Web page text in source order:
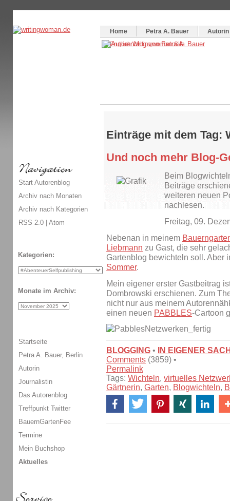
Home
Petra A. Bauer Autorin
Einträge mit dem Tag:
Und noch mehr Blog-
Beim
Beiträge
weiteren neuen
nachlesen.
Freitag, 09.
Nebenan in meinem
Liebmann zu Gast, die sehr
Gartenblog bewichteln soll. Aber
Sommer.
Mein eigener erster Gastbeitrag
Dombrowski erschienen. Zum
nicht nur aus meinem
einen neuen PABBLES-Cartoon
BLOGGING •
IN EIGENER
Comments (3859) •
Permalink
Tags: Wichteln, virtuelles
Gärtnerin, Garten, Blogwichteln,
Start Autorenblog
Archiv nach Monaten
Archiv nach Kategorien
RSS 2.0 | Atom
Kategorien:
Monate im Archiv:
Startseite
Petra A. Bauer, Berlin
Autorin
Journalistin
Das Autorenblog
Treffpunkt Twitter
BauernGartenFee
Termine
Mein Buchshop
Aktuelles